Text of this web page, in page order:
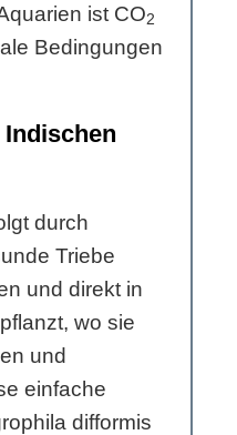
ist CO2
Bedingungen
durch
Triebe
und direkt in
wo sie
und
einfache
difformis